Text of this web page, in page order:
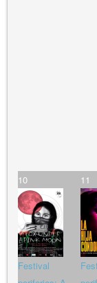
10
Festival
11